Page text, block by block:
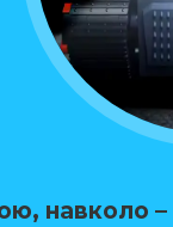
навколо